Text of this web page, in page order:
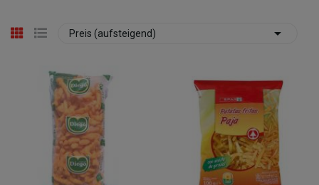
Preis (aufsteigend) 